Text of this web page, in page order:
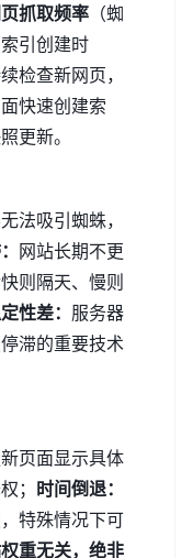
页抓取频率 （蜘
索引创建时
检查新网页，
快速创建索
更新。
法吸引蜘蛛，
网站长期不更
则隔天、慢则
性差： 服务器
滞的重要技术
页面显示具体
； 时间倒退：
特殊情况下可
重无关，绝非